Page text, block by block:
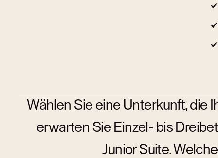
Wählen Sie eine Unterkunft, die
erwarten Sie Einzel- bis
Junior Suite.